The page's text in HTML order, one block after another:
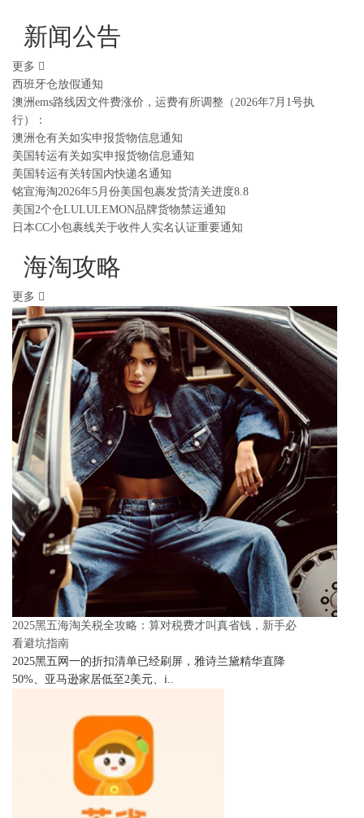
新闻公告
更多
西班牙仓放假通知
澳洲ems路线因文件费涨价，运费有所调整（2026年7月1号执
行）：
澳洲仓有关如实申报货物信息通知
美国转运有关如实申报货物信息通知
美国转运有关转国内快递名通知
铭宣海淘2026年5月份美国包裹发货清关进度8.8
美国2个仓LULULEMON品牌货物禁运通知
日本CC小包裹线关于收件人实名认证重要通知
海淘攻略
更多
2025黑五海淘关税全攻略：算对税费才叫真省钱，新手必
看避坑指南
2025黑五网一的折扣清单已经刷屏，雅诗兰黛精华直降
50%、亚马逊家居低至2美元、i..